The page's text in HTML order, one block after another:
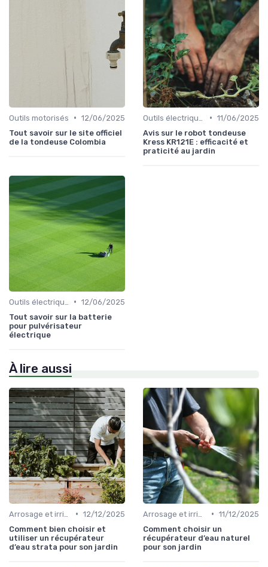
Outils motorisés • 12/06/2025
Tout savoir sur le site officiel
de la tondeuse Colombia
• 11/06/2025
Avis sur le robot tondeuse
Kress KR121E : efficacité et
praticité au jardin
• 12/06/2025
Tout savoir sur la batterie
pour pulvérisateur
électrique
À lire aussi
• 12/12/2025
Comment bien choisir et
utiliser un récupérateur
d’eau strata pour son jardin
• 11/12/2025
Comment choisir un
récupérateur d’eau naturel
pour son jardin